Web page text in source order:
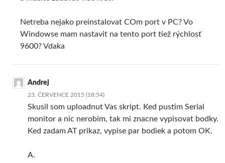
Netreba nejako preinstalovat COm port v PC? Vo
Windowse mam nastavit na tento port tiež rýchlosť
9600? Vdaka
Andrej
23. ČERVENCE 2015 (18:54)
Skusil som uploadnut Vas skript. Ked pustim Serial
monitor a nic nerobim, tak mi znacne vypisovat bodky.
Ked zadam AT prikaz, vypise par bodiek a potom OK.
A.